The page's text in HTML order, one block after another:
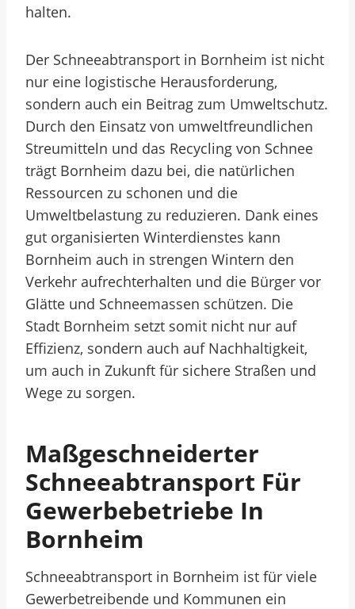
halten.
Der Schneeabtransport in Bornheim ist nicht
nur eine logistische Herausforderung,
sondern auch ein Beitrag zum Umweltschutz.
Durch den Einsatz von umweltfreundlichen
Streumitteln und das Recycling von Schnee
trägt Bornheim dazu bei, die natürlichen
Ressourcen zu schonen und die
Umweltbelastung zu reduzieren. Dank eines
gut organisierten Winterdienstes kann
Bornheim auch in strengen Wintern den
Verkehr aufrechterhalten und die Bürger vor
Glätte und Schneemassen schützen. Die
Stadt Bornheim setzt somit nicht nur auf
Effizienz, sondern auch auf Nachhaltigkeit,
um auch in Zukunft für sichere Straßen und
Wege zu sorgen.
Maßgeschneiderter
Schneeabtransport Für
Gewerbebetriebe In
Bornheim
Schneeabtransport in Bornheim ist für viele
Gewerbetreibende und Kommunen ein